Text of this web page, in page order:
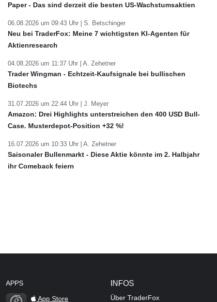
Paper - Das sind derzeit die besten US-Wachstumsaktien
06.08.2026 um 09:43 Uhr | S. Betschinger
Neu bei TraderFox: Meine 7 wichtigsten KI-Agenten für
Aktienresearch
04.08.2026 um 11:37 Uhr | A. Zehetner
Trader Wingman - Echtzeit-Kaufsignale bei bullischen
Biotechs
31.07.2026 um 22:44 Uhr | J. Meyer
Amazon: Drei Highlights unterstreichen den 400 USD Bull-
Case. Musterdepot-Position +32 %!
16.07.2026 um 10:33 Uhr | A. Zehetner
Saisonaler Bullenmarkt - Diese Aktie könnte im 2. Halbjahr
ihr Comeback feiern
APPS
App Store
INFOS
Über TraderFox